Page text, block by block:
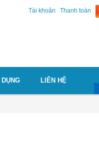
Tài khoản Thanh toán
LIÊN HỆ